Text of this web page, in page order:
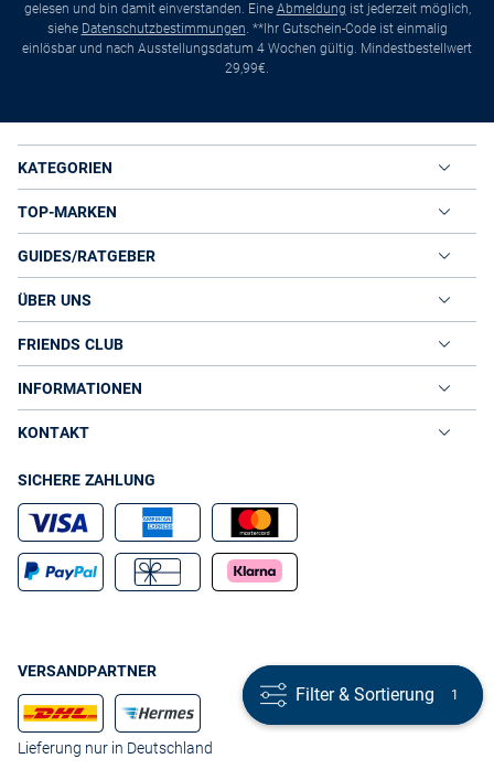
gelesen und bin damit einverstanden. Eine Abmeldung ist jederzeit möglich,
siehe Datenschutzbestimmungen. **Ihr Gutschein-Code ist einmalig
einlösbar und nach Ausstellungsdatum 4 Wochen gültig. Mindestbestellwert
29,99€.
KATEGORIEN
TOP-MARKEN
GUIDES/RATGEBER
ÜBER UNS
FRIENDS CLUB
INFORMATIONEN
KONTAKT
SICHERE ZAHLUNG
VERSANDPARTNER
Lieferung nur in Deutschland
Filter & Sortierung 1
Filter & Sortierung 1